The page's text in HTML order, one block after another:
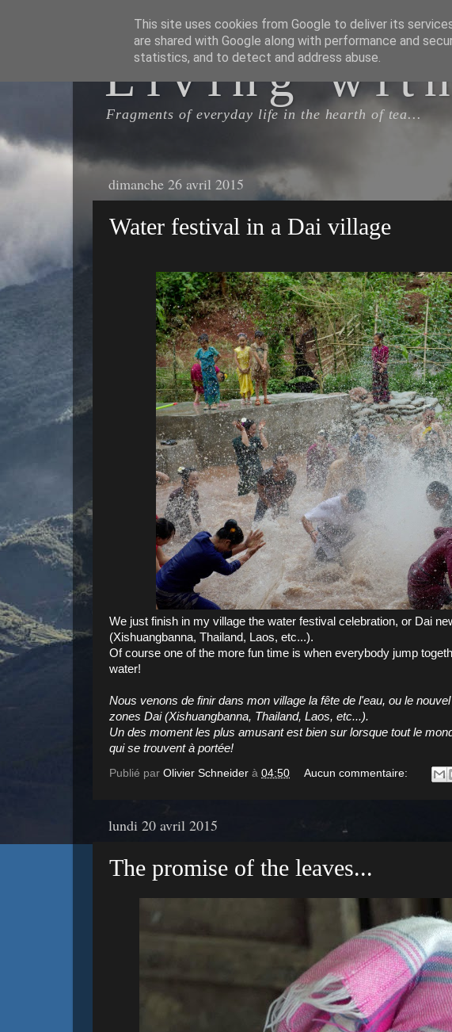
Living
Fragments of everyday life in the hearth of tea...
dimanche 26 avril 2015
Water festival in a Dai village
We just finish in my village the water festival celebration, or Dai
(Xishuangbanna, Thailand, Laos, etc...).
Of course one of the more fun time is when everybody jump
water!
Nous venons de finir dans mon village la fête de l'eau, ou le
zones Dai (Xishuangbanna, Thailand, Laos, etc...).
Un des moment les plus amusant est bien sur lorsque tout le
qui se trouvent à portée!
Publié par Olivier Schneider à 04:50 Aucun commentaire:
lundi 20 avril 2015
The promise of the leaves...
This site uses cookies from Google to deliver its
are shared with Google along with performance and
statistics, and to detect and address abuse.